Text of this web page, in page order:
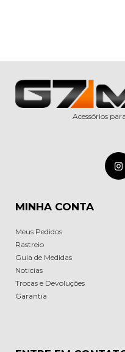
Acessórios
MINHA CONTA
Meus Pedidos
Rastreio
Guia de Medidas
Noticias
Trocas e Devoluções
Garantia